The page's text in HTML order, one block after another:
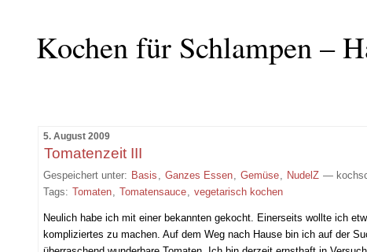
Kochen für Schlampen –
5. August 2009
Tomatenzeit III
Gespeichert unter: Basis Ganzes Essen Gemüse NudelZ —
Tags: Tomaten Tomatensauce vegetarisch kochen
Neulich habe ich mit einer bekannten gekocht. Einerseits wollte ich
kompliziertes zu machen. Auf dem Weg nach Hause bin ich auf der